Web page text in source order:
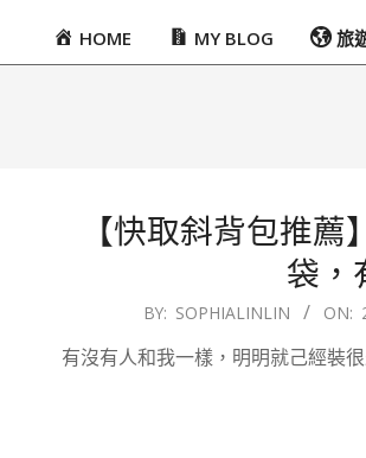
PrimaryHOME MY BLOG 旅
【快取斜背包推
袋，
18
BY: SOPHIALINLIN ON:
有沒有人和我一樣，明明就己經裝